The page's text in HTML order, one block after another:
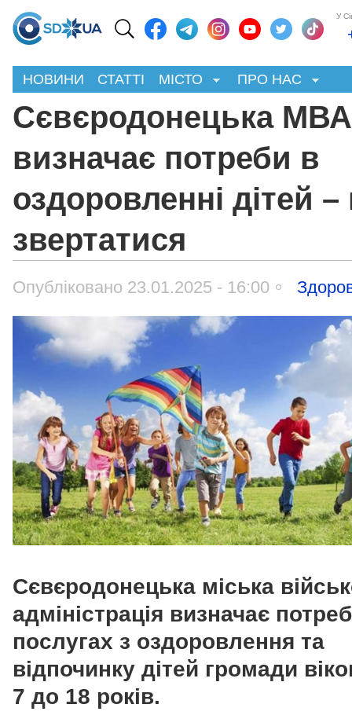
У
НОВИНИ СТАТТІ МІСТО ПРО НАС
Сєвєродонецька МВА
визначає потреби в
оздоровленні дітей –
звертатися
Опубліковано 23.01.2025 - 16:00
Сєвєродонецька міська
адміністрація визначає
послугах з оздоровлення та
відпочинку дітей громади
7 до 18 років.